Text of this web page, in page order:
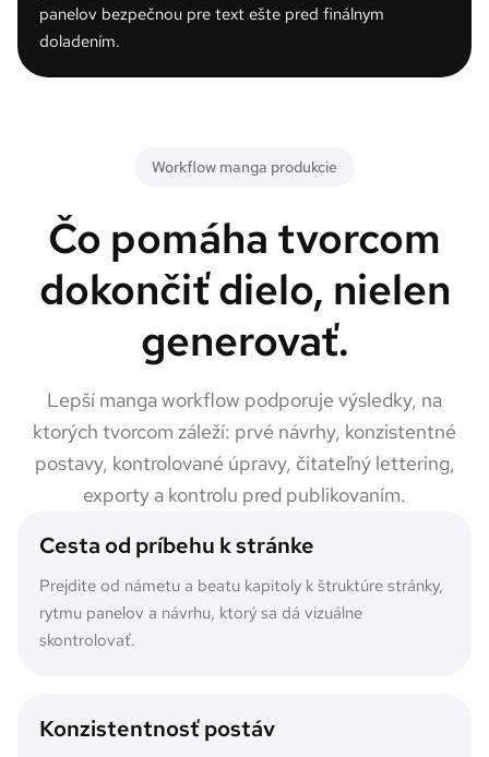
panelov bezpečnou pre text ešte pred finálnym
doladením.
Workflow manga produkcie
Čo pomáha tvorcom
dokončiť dielo, nielen
generovať.
Lepší manga workflow podporuje výsledky, na
ktorých tvorcom záleží: prvé návrhy, konzistentné
postavy, kontrolované úpravy, čitateľný lettering,
exporty a kontrolu pred publikovaním.
Cesta od príbehu k stránke
Prejdite od námetu a beatu kapitoly k štruktúre stránky,
rytmu panelov a návrhu, ktorý sa dá vizuálne
skontrolovať.
Konzistentnosť postáv